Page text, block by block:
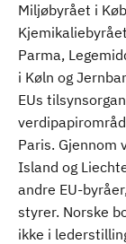
Miljøbyrået i
Parma,
i Køln og
EUs
Paris. Gjennom
Island og
andre EU-
styrer. Norske
ikke i